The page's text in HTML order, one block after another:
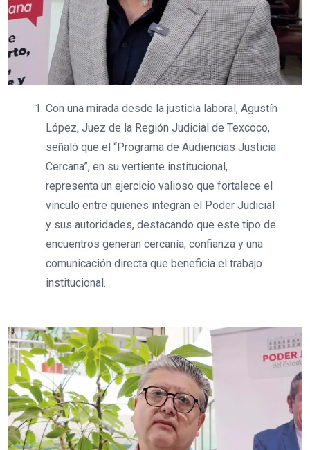
Con una mirada desde la justicia laboral, Agustín
López, Juez de la Región Judicial de Texcoco,
señaló que el “Programa de Audiencias Justicia
Cercana”, en su vertiente institucional,
representa un ejercicio valioso que fortalece el
vínculo entre quienes integran el Poder Judicial
y sus autoridades, destacando que este tipo de
encuentros generan cercanía, confianza y una
comunicación directa que beneficia el trabajo
institucional.